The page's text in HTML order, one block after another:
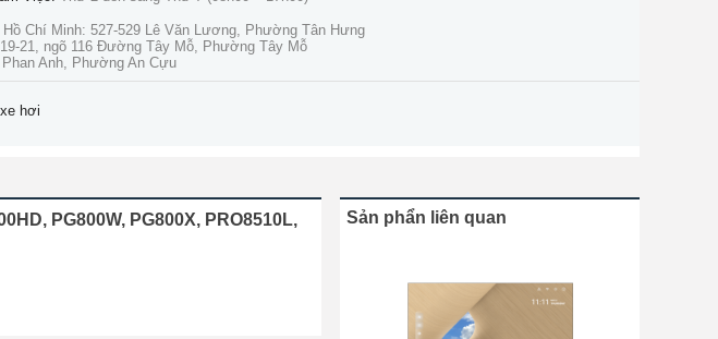
Hồ Chí Minh: 527-529 Lê Văn Lương, Phường Tân Hưng
21, ngõ 116 Đường Tây Mỗ, Phường Tây Mỗ
Phan Anh, Phường An Cựu
hơi
PG800W, PG800X, PRO8510L,
Sản phẩn liên quan